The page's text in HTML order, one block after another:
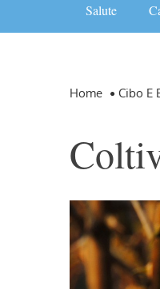
Salute
Home Cibo E